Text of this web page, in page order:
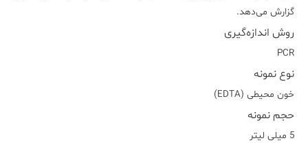
گزارش می‌دهد.
روش اندازه‌گیری
PCR
نوع نمونه
خون محیطی (EDTA)
حجم نمونه
5 میلی لیتر